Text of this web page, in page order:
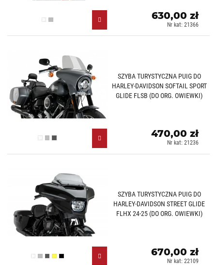
Przezroczysty (W)
Lekko przyciemniany (H)
630,00 zł
Nr kat: 21366
SZYBA TURYSTYCZNA PUIG DO
HARLEY-DAVIDSON SOFTAIL SPORT
GLIDE FLSB (DO ORG. OWIEWKI)
Przezroczysty (W)
Lekko przyciemniany (H)
Mocno przyciemniany (F)
470,00 zł
Nr kat: 21236
SZYBA TURYSTYCZNA PUIG DO
HARLEY-DAVIDSON STREET GLIDE
FLHX 24-25 (DO ORG. OWIEWKI)
Przezroczysty (W)
Lekko przyciemniany (H)
Mocno przyciemniany (F)
Żółty (G)
Czarny mat (J)
670,00 zł
Nr kat: 22109